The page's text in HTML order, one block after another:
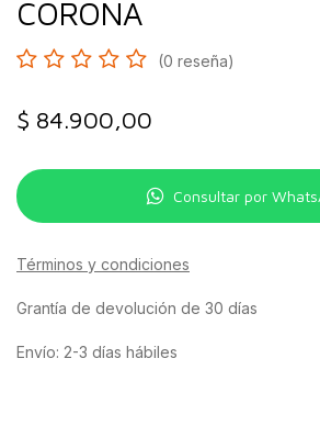
CORONA
(0 reseña)
$ 84.900,00
Consultar por
Términos y condiciones
Grantía de devolución de 30 días
Envío: 2-3 días hábiles